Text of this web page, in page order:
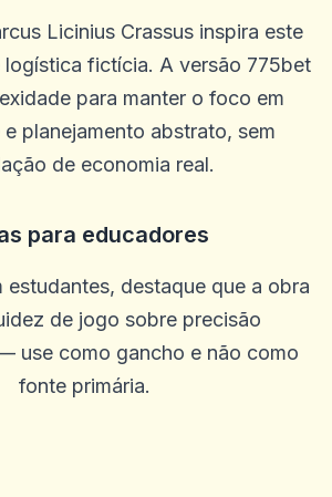
Licinius Crassus inspira este
logística fictícia. A versão 775bet
para manter o foco em
planejamento abstrato, sem
de economia real.
para educadores
estudantes, destaque que a obra
de jogo sobre precisão
use como gancho e não como
fonte primária.